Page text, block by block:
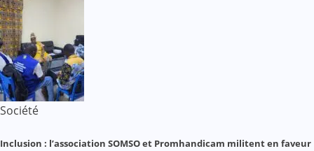
Société
Inclusion : l’association SOMSO et Promhandicam militent en faveur